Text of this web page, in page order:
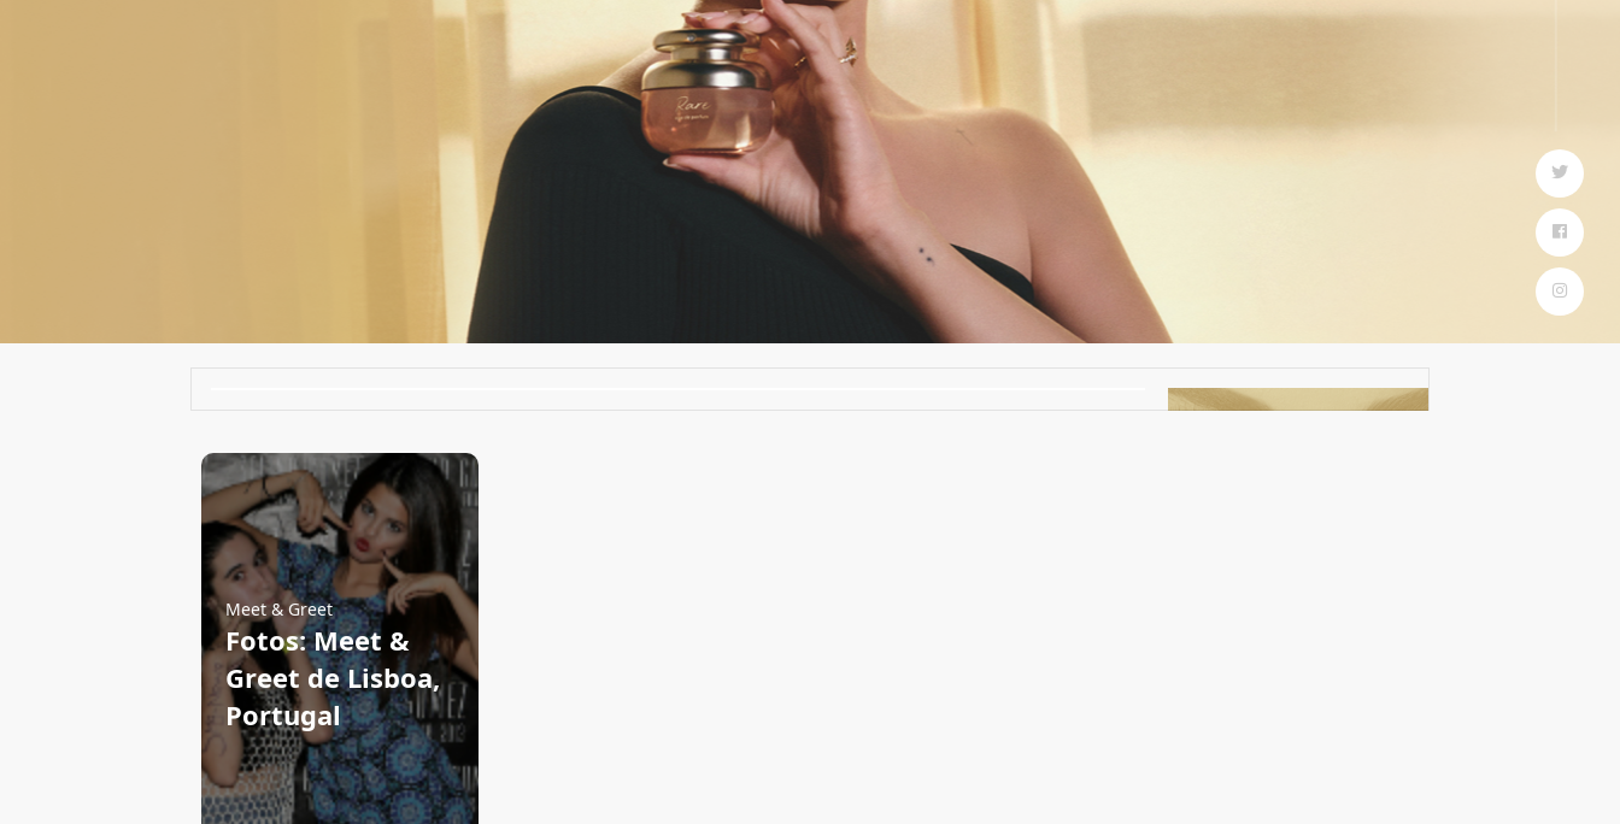
Meet & Greet
Fotos: Meet &
Greet de Lisboa,
Portugal